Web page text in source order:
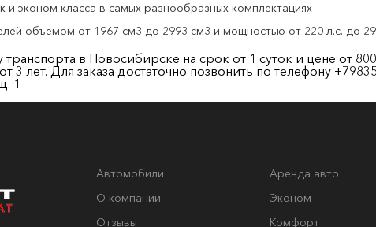
и эконом класса в самых разнообразных комплектациях
объемом от 1967 см3 до 2993 см3 и мощностью от 220 л.с. до
в Новосибирске на срок от 1 суток и цене от
3 лет. Для заказа достаточно позвонить по телефону
1
Автомобили
О компании
Отзывы
Аренда авто
Эконом
Комфорт